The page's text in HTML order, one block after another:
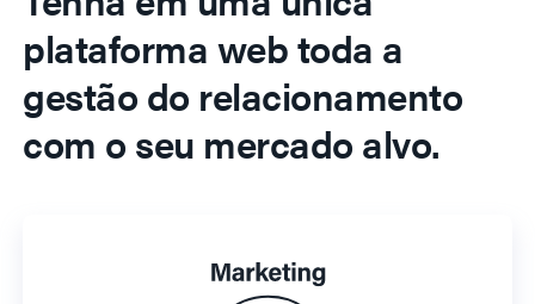
plataforma web toda a
gestão do relacionamento
com o seu mercado alvo.